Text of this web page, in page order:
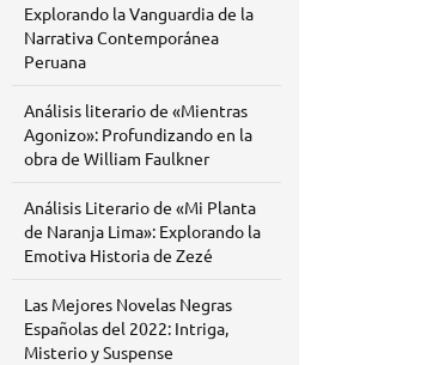
Explorando la Vanguardia de la
Narrativa Contemporánea
Peruana
Análisis literario de «Mientras
Agonizo»: Profundizando en la
obra de William Faulkner
Análisis Literario de «Mi Planta
de Naranja Lima»: Explorando la
Emotiva Historia de Zezé
Las Mejores Novelas Negras
Españolas del 2022: Intriga,
Misterio y Suspense